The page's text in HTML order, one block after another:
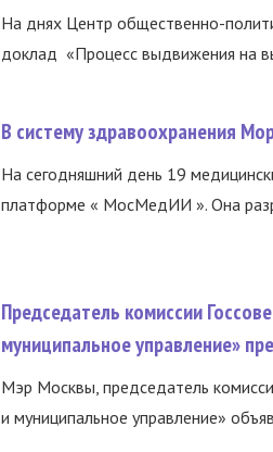
На днях Центр общественно-
доклад «Процесс выдвижения на
В систему здравоохранения
На сегодняшний день 19
платформе « МосМедИИ ». Она
Председатель комиссии
муниципальное управление»
Мэр Москвы, председатель
и муниципальное управление»